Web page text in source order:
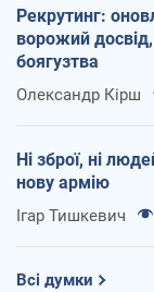
Рекрутинг:
ворожий
боягузтва
Олександр Кірш
Ні зброї, ні
нову армію
Ігар Тишкевич
Всі думки